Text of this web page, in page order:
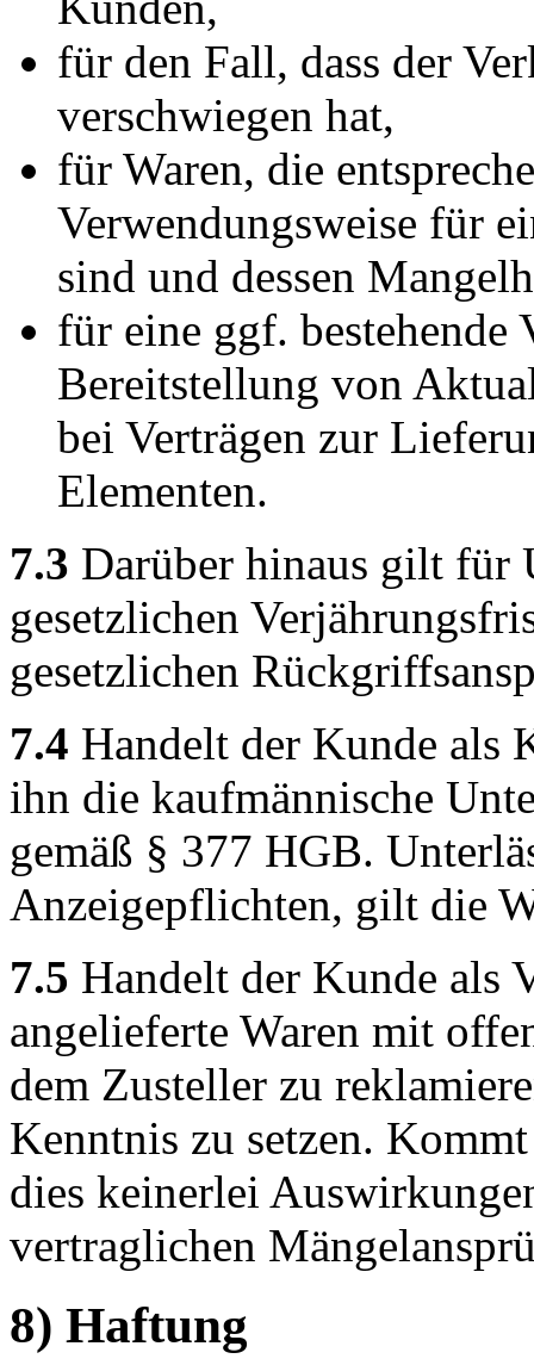
für den Fall, dass der
verschwiegen hat,
für Waren, die
Verwendungsweise für
sind und dessen
für eine ggf. bestehende
Bereitstellung von
bei Verträgen zur
Elementen.
7.3 Darüber hinaus gilt für
gesetzlichen
gesetzlichen
7.4 Handelt der Kunde als
ihn die kaufmännische
gemäß § 377 HGB.
Anzeigepflichten, gilt die
7.5 Handelt der Kunde als
angelieferte Waren mit
dem Zusteller zu
Kenntnis zu setzen.
dies keinerlei
vertraglichen
8) Haftung